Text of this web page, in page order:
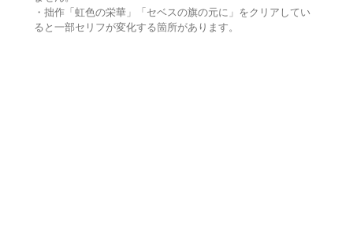
・拙作「虹色の栄華」「セベスの旗の元に」をクリアしてい
ると一部セリフが変化する箇所があります。